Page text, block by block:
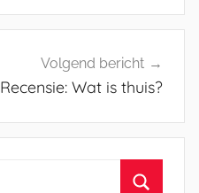
Volgend bericht
Recensie: Wat is thuis?